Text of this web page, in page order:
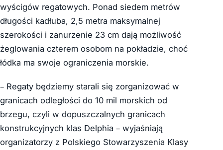
wyścigów regatowych. Ponad siedem metrów
długości kadłuba, 2,5 metra maksymalnej
szerokości i zanurzenie 23 cm dają możliwość
żeglowania czterem osobom na pokładzie, choć
łódka ma swoje ograniczenia morskie.
– Regaty będziemy starali się zorganizować w
granicach odległości do 10 mil morskich od
brzegu, czyli w dopuszczalnych granicach
konstrukcyjnych klas Delphia – wyjaśniają
organizatorzy z Polskiego Stowarzyszenia Klasy